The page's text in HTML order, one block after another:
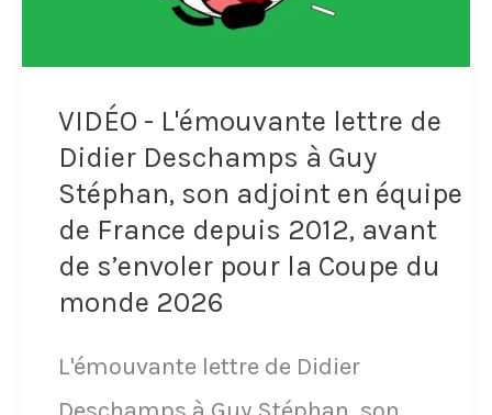
Coupe
du
monde
avant
de
l'emmener
en
VIDÉO - L'émouvante lettre de
Didier Deschamps à Guy
Stéphan, son adjoint en équipe
de France depuis 2012, avant
de s’envoler pour la Coupe du
monde 2026
L'émouvante lettre de Didier